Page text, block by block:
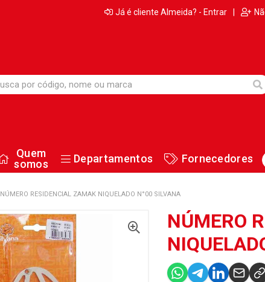
Já é cliente Almeida? - Entrar |
Quem
somos
Departamentos Fornecedores
NÚMERO RESIDENCIAL ZAMAK NIQUELADO N°00 SILVANA
NÚMERO